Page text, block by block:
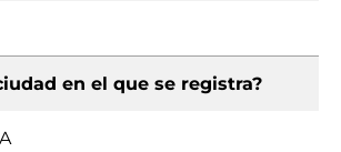
en el que se registra?